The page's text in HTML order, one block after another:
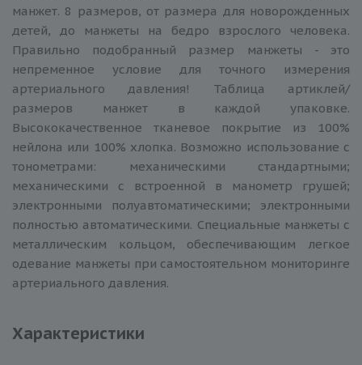
манжет. 8 размеров, от размера для новорожденных
детей, до манжеты на бедро взрослого человека.
Правильно подобранный размер манжеты - это
непременное условие для точного измерения
артериального давления! Таблица артиклей/
размеров манжет в каждой упаковке.
Высококачественное тканевое покрытие из 100%
нейлона или 100% хлопка. Возможно использование c
тонометрами: механическими стандартными;
механическими c встроенной в манометр грушей;
электронными полуавтоматическими; электронными
полностью автоматическими. Специальные манжеты с
металлическим кольцом, обеспечивающим легкое
одевание манжеты при самостоятельном мониторинге
артериального давления.
Характеристики